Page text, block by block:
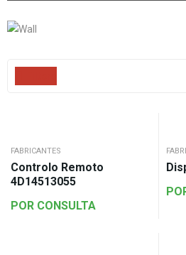
FABRICANTES
Controlo Remoto
4D14513055
POR CONSULTA